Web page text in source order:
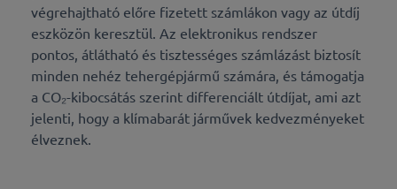
végrehajtható előre fizetett számlákon vagy az útdíj
eszközön keresztül. Az elektronikus rendszer
pontos, átlátható és tisztességes számlázást biztosít
minden nehéz tehergépjármű számára, és támogatja
a CO₂-kibocsátás szerint differenciált útdíjat, ami azt
jelenti, hogy a klímabarát járművek kedvezményeket
élveznek.